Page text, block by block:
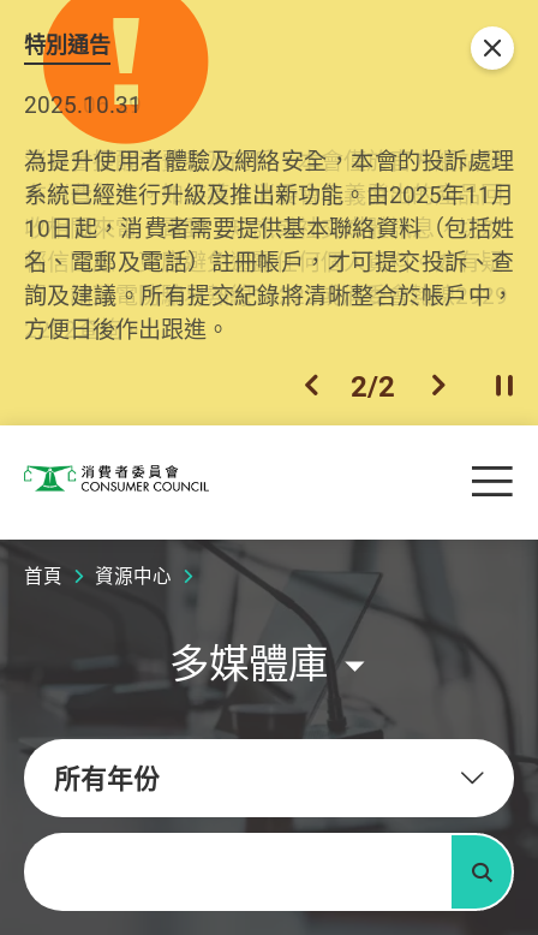
特別通告
2026.06.29
消委會提醒消費者及商戶，本會僅於官方網站發
布消費警示。如接獲以消委會名義發出的產品回
收相關來電、電郵、短訊或社交媒體訊息，切勿
輕信回應，更應避免透露任何個人資料。如有疑
問，請致電防騙易熱線18222或消委會熱線2929
2222查詢。
2025.10.31
為提升使用者體驗及網絡安全，本會的投訴處理
系統已經進行升級及推出新功能。由2025年11月
10日起，消費者需要提供基本聯絡資料（包括姓
名、電郵及電話）註冊帳戶，才可提交投訴、查
詢及建議。所有提交紀錄將清晰整合於帳戶中，
方便日後作出跟進。
上一個
2/2 下一個開
關閉
消費者委員會 目
首頁 資源中心
多媒體庫
所有年份
關鍵字
搜尋